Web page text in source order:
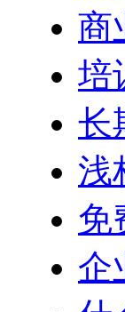
商
培
长
浅
免
企